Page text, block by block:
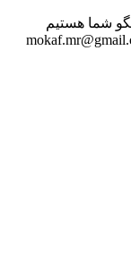
پاسخگو شما هستیم